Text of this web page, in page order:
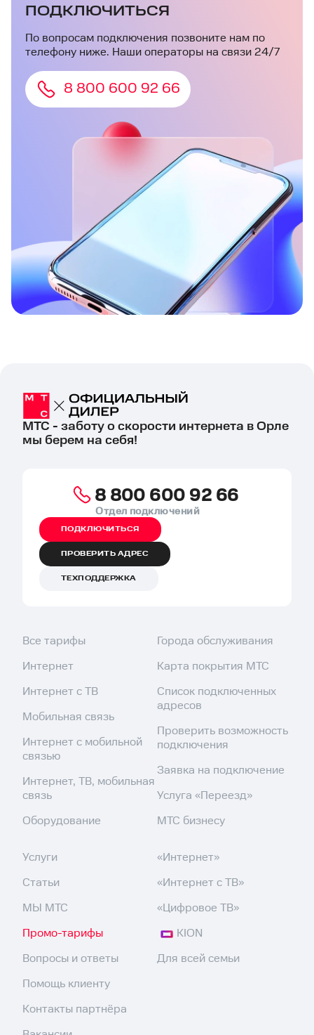
ПОДКЛЮЧИТЬСЯ
По вопросам подключения позвоните нам по
телефону ниже. Наши операторы на связи 24/7
8 800 600 92 66
МТС - заботу о скорости интернета в Орле
мы берем на себя!
8 800 600 92 66
Отдел подключений
ПОДКЛЮЧИТЬСЯ
ПРОВЕРИТЬ АДРЕС
ТЕХПОДДЕРЖКА
Все тарифы
Интернет
Интернет с ТВ
Мобильная связь
Интернет с мобильной
связью
Интернет, ТВ, мобильная
связь
Оборудование
Города обслуживания
Карта покрытия МТС
Список подключенных
адресов
Проверить возможность
подключения
Заявка на подключение
Услуга «Переезд»
МТС бизнесу
Услуги
Статьи
МЫ МТС
Промо-тарифы
Вопросы и ответы
Помощь клиенту
Контакты партнёра
«Интернет»
«Интернет с ТВ»
«Цифровое ТВ»
KION
Для всей семьи